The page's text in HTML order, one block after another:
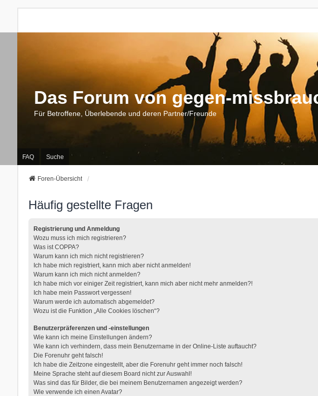
Das Forum von gegen-
Für Betroffene, Überlebende und deren Partner/Freunde
FAQ Suche
Foren-Übersicht
Häufig gestellte Fragen
Registrierung und Anmeldung
Wozu muss ich mich registrieren?
Was ist COPPA?
Warum kann ich mich nicht registrieren?
Ich habe mich registriert, kann mich aber nicht anmelden!
Warum kann ich mich nicht anmelden?
Ich habe mich vor einiger Zeit registriert, kann mich aber nicht mehr anmelden?!
Ich habe mein Passwort vergessen!
Warum werde ich automatisch abgemeldet?
Wozu ist die Funktion „Alle Cookies löschen“?
Benutzerpräferenzen und -einstellungen
Wie kann ich meine Einstellungen ändern?
Wie kann ich verhindern, dass mein Benutzername in der Online-Liste auftaucht?
Die Forenuhr geht falsch!
Ich habe die Zeitzone eingestellt, aber die Forenuhr geht immer noch falsch!
Meine Sprache steht auf diesem Board nicht zur Auswahl!
Was sind das für Bilder, die bei meinem Benutzernamen angezeigt werden?
Wie verwende ich einen Avatar?